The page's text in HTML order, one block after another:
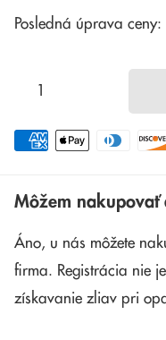
Posledná úprava
Môžem nakupovať
Áno, u nás môžete
firma. Registrácia nie
získavanie zliav pri